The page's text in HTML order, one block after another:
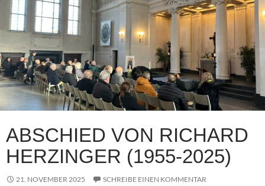
ABSCHIED VON RICHARD
HERZINGER (1955-2025)
21. NOVEMBER 2025 SCHREIBE EINEN KOMMENTAR